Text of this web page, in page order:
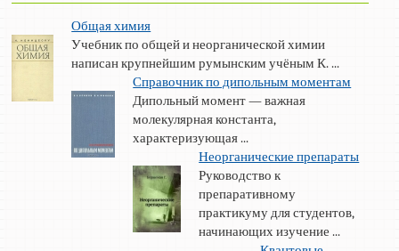
Общая химия
Учебник по общей и неорганической химии
написан крупнейшим румынским учёным К. ...
Справочник по дипольным моментам
Дипольный момент — важная
молекулярная константа,
характеризующая ...
Неорганические препараты
Руководство к
препаративному
практикуму для студентов,
начинающих изучение ...